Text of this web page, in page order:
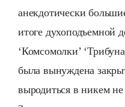
анекдотически
итоге духоподъемной
‘Комсомолки’
была вынуждена
выродиться в никем